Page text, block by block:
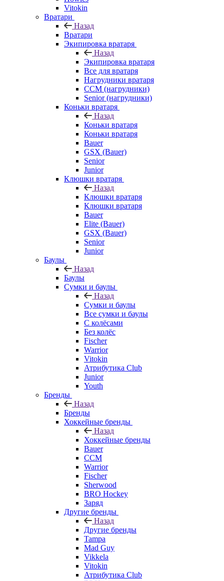
Vitokin
Вратари
Назад
Вратари
Экипировка вратаря
Назад
Экипировка вратаря
Все для вратаря
Нагрудники вратаря
CCM (нагрудники)
Senior (нагрудники)
Коньки вратаря
Назад
Коньки вратаря
Коньки вратаря
Bauer
GSX (Bauer)
Senior
Junior
Клюшки вратаря
Назад
Клюшки вратаря
Клюшки вратаря
Bauer
Elite (Bauer)
GSX (Bauer)
Senior
Junior
Баулы
Назад
Баулы
Сумки и баулы
Назад
Сумки и баулы
Все сумки и баулы
С колёсами
Без колёс
Fischer
Warrior
Vitokin
Атрибутика Club
Junior
Youth
Бренды
Назад
Бренды
Хоккейные бренды
Назад
Хоккейные бренды
Bauer
CCM
Warrior
Fischer
Sherwood
BRO Hockey
Заряд
Другие бренды
Назад
Другие бренды
Tampa
Mad Guy
Vikkela
Vitokin
Атрибутика Club